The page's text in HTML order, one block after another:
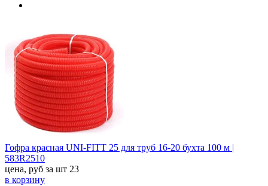
Гофра красная UNI-FITT 25 для труб 16-20 бухта 100 м |
583R2510
цена, руб за шт 23
в корзину